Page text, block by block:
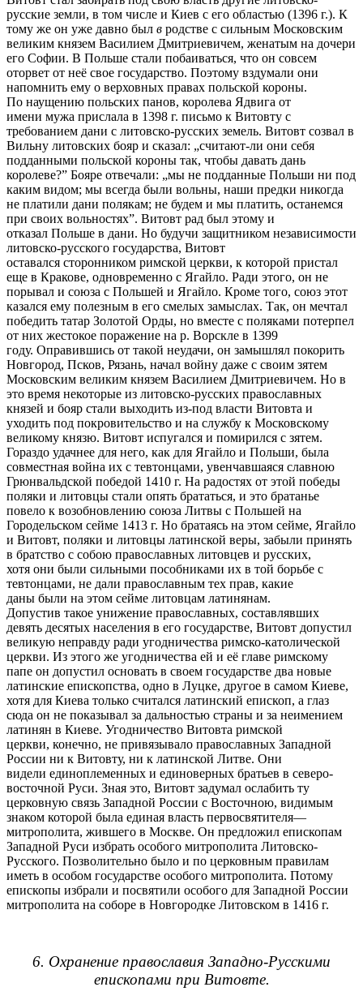
русские земли, в том числе и Киев с его областью (1396 г.). К
тому же он уже давно был в родстве с сильным Московским
великим князем Василием Дмитриевичем, женатым на дочери
его Софии. В Польше стали побаиваться, что он совсем
оторвет от неё свое государство. Поэтому вздумали они
напомнить ему о верховных правах польской короны.
По наущению польских панов, королева Ядвига от
имени мужа прислала в 1398 г. письмо к Витовту с
требованием дани с литовско-русских земель. Витовт созвал в
Вильну литовских бояр и сказал: „считают-ли они себя
подданными польской короны так, чтобы давать дань
королеве?” Бояре отвечали: „мы не подданные Польши ни под
каким видом; мы всегда были вольны, наши предки никогда
не платили дани полякам; не будем и мы платить, останемся
при своих вольностях”. Витовт рад был этому и
отказал Польше в дани. Но будучи защитником независимости
литовско-русского государства, Витовт
оставался сторонником римской церкви, к которой пристал
еще в Кракове, одновременно с Ягайло. Ради этого, он не
порывал и союза с Польшей и Ягайло. Кроме того, союз этот
казался ему полезным в его смелых замыслах. Так, он мечтал
победить татар Золотой Орды, но вместе с поляками потерпел
от них жестокое поражение на р. Ворскле в 1399
году. Оправившись от такой неудачи, он замышлял покорить
Новгород, Псков, Рязань, начал войну даже с своим зятем
Московским великим князем Василием Дмитриевичем. Но в
это время некоторые из литовско-русских православных
князей и бояр стали выходить из-под власти Витовта и
уходить под покровительство и на службу к Московскому
великому князю. Витовт испугался и помирился с зятем.
Гораздо удачнее для него, как для Ягайло и Польши, была
совместная война их с тевтонцами, увенчавшаяся славною
Грюнвальдской победой 1410 г. На радостях от этой победы
поляки и литовцы стали опять брататься, и это братанье
повело к возобновлению союза Литвы с Польшей на
Городельском сейме 1413 г. Но братаясь на этом сейме, Ягайло
и Витовт, поляки и литовцы латинской веры, забыли принять
в братство с собою православных литовцев и русских,
хотя они были сильными пособниками их в той борьбе с
тевтонцами, не дали православным тех прав, какие
даны были на этом сейме литовцам латинянам.
Допустив такое унижение православных, составлявших
девять десятых населения в его государстве, Витовт допустил
великую неправду ради угодничества римско-католической
церкви. Из этого же угодничества ей и её главе римскому
папе он допустил основать в своем государстве два новые
латинские епископства, одно в Луцке, другое в самом Киеве,
хотя для Киева только считался латинский епископ, а глаз
сюда он не показывал за дальностью страны и за неимением
латинян в Киеве. Угодничество Витовта римской
церкви, конечно, не привязывало православных Западной
России ни к Витовту, ни к латинской Литве. Они
видели единоплеменных и единоверных братьев в северо-
восточной Руси. Зная это, Витовт задумал ослабить ту
церковную связь Западной России с Восточною, видимым
знаком которой была единая власть первосвятителя—
митрополита, жившего в Москве. Он предложил епископам
Западной Руси избрать особого митрополита Литовско-
Русского. Позволительно было и по церковным правилам
иметь в особом государстве особого митрополита. Потому
епископы избрали и посвятили особого для Западной России
митрополита на соборе в Новгородке Литовском в 1416 г.
6. Охранение православия Западно-Русскими
епископами при Витовте.